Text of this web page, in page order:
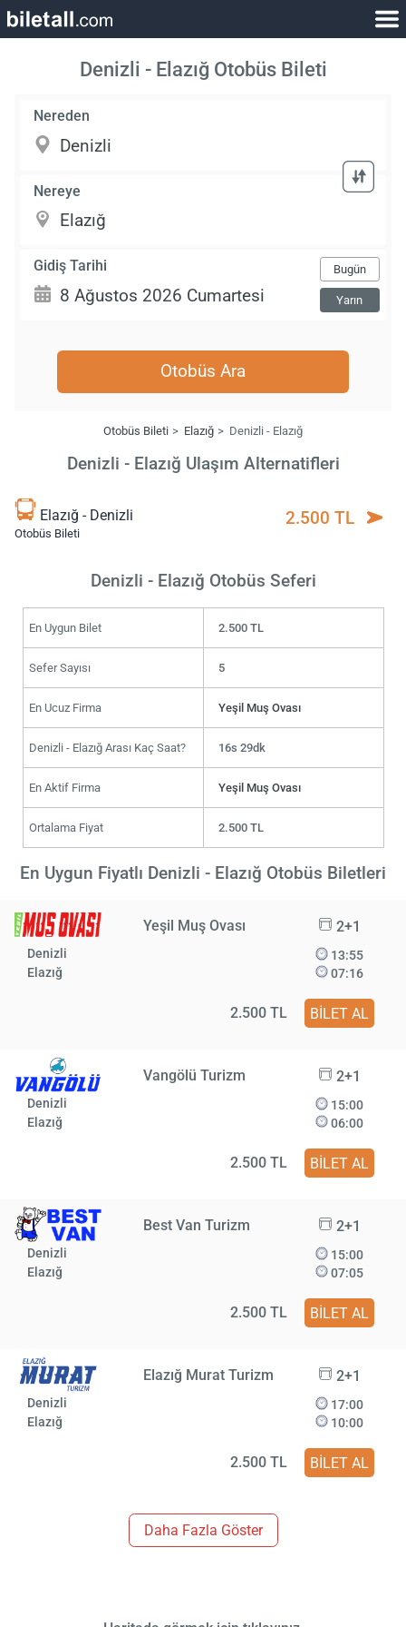
Denizli - Elazığ Otobüs Bileti
Nereden
Nereye
Gidiş Tarihi Bugün
Yarın
Otobüs Ara
Otobüs Bileti Elazığ Denizli - Elazığ
Denizli - Elazığ Ulaşım Alternatifleri
Elazığ - Denizli
Otobüs Bileti
2.500 TL
Denizli - Elazığ Otobüs Seferi
En Uygun Bilet 2.500 TL
Sefer Sayısı 5
En Ucuz Firma Yeşil Muş Ovası
Denizli - Elazığ Arası Kaç Saat? 16s 29dk
En Aktif Firma Yeşil Muş Ovası
Ortalama Fiyat 2.500 TL
En Uygun Fiyatlı Denizli - Elazığ Otobüs Biletleri
Yeşil Muş Ovası 2+1
Denizli
Elazığ
13:55
07:16
2.500 TL BİLET AL
Vangölü Turizm 2+1
Denizli
Elazığ
15:00
06:00
2.500 TL BİLET AL
Best Van Turizm 2+1
Denizli
Elazığ
15:00
07:05
2.500 TL BİLET AL
Elazığ Murat Turizm 2+1
Denizli
Elazığ
17:00
10:00
2.500 TL BİLET AL
Daha Fazla Göster